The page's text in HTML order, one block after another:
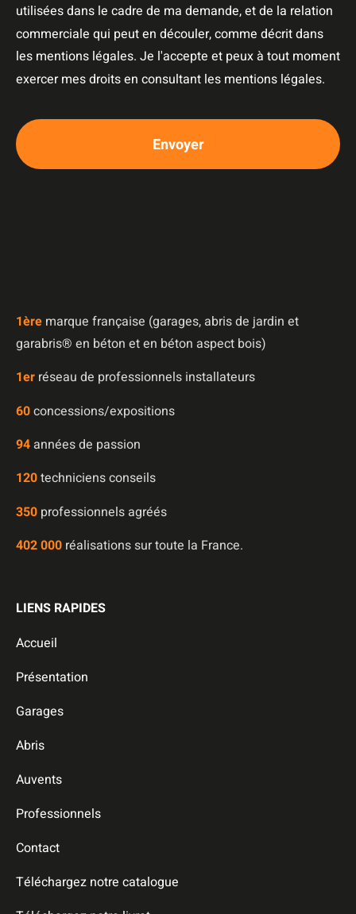
utilisées dans le cadre de ma demande, et de la relation
commerciale qui peut en découler, comme décrit dans
les mentions légales. Je l'accepte et peux à tout moment
exercer mes droits en consultant les mentions légales.
Envoyer
1ère marque française (garages, abris de jardin et
garabris®️ en béton et en béton aspect bois)
1er réseau de professionnels installateurs
60concessions/expositions
94 années de passion
120techniciens conseils
350 professionnels agréés
402 000 réalisations sur toute la France.
LIENS RAPIDES
Accueil
Présentation
Garages
Abris
Auvents
Professionnels
Contact
Téléchargez notre catalogue